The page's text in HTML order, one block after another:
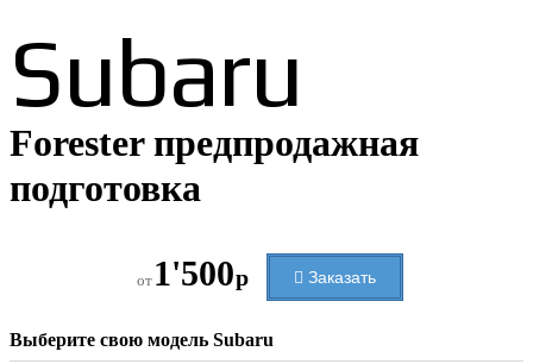
Subaru
Forester предпродажная
подготовка
от 1'500р Заказать
Выберите свою модель Subaru